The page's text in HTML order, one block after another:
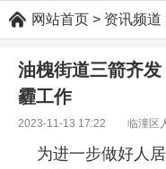
网站首页 > 资讯频道
油槐街道三箭齐
霾工作
2023-11-13 17:22 临潼区
为进一步做好人